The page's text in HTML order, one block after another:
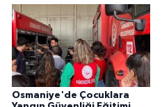
Osmaniye'de Çocuklara